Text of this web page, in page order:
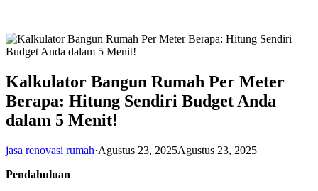
Kalkulator Bangun Rumah Per Meter
Berapa: Hitung Sendiri Budget Anda
dalam 5 Menit!
jasa renovasi rumah·Agustus 23, 2025Agustus 23, 2025
Pendahuluan